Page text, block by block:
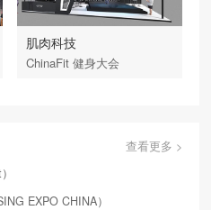
肌肉科技
ChinaFit 健身大会
查看更多 >
EXPO CHINA）